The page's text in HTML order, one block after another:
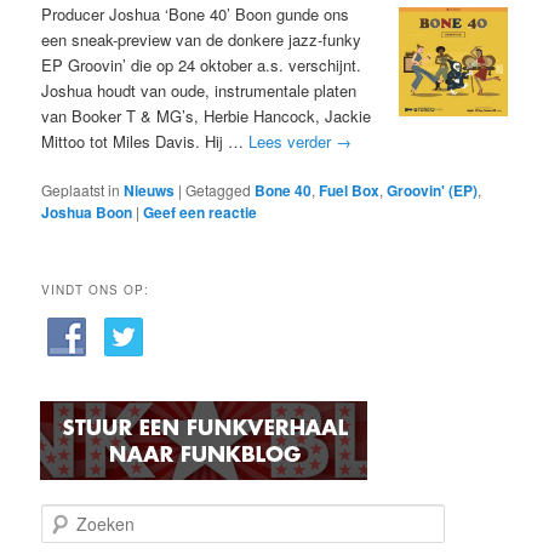
Producer Joshua ‘Bone 40’ Boon gunde ons
een sneak-preview van de donkere jazz-funky
EP Groovin’ die op 24 oktober a.s. verschijnt.
Joshua houdt van oude, instrumentale platen
van Booker T & MG’s, Herbie Hancock, Jackie
Mittoo tot Miles Davis. Hij … Lees verder →
Geplaatst in Nieuws |Getagged Bone 40,Fuel Box,Groovin' (EP),
Joshua Boon |Geef een reactie
VINDT ONS OP:
o